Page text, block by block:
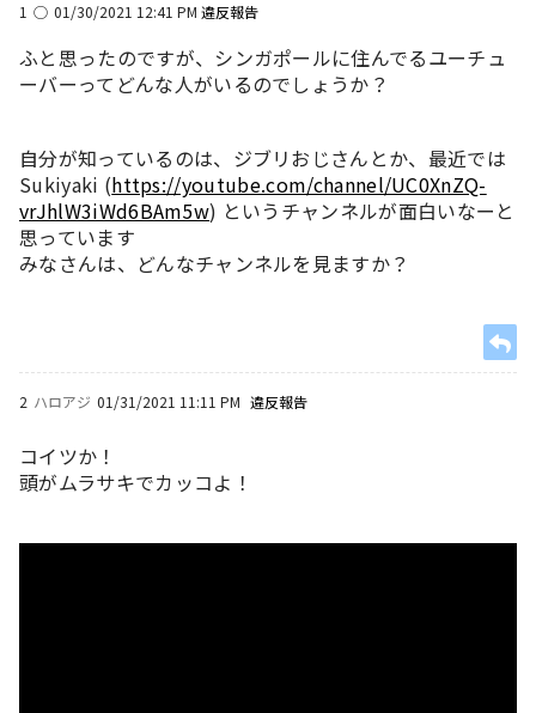
1 ◯ 01/30/2021 12:41 PM 違反報告
ふと思ったのですが、シンガポールに住んでるユーチュ
ーバーってどんな人がいるのでしょうか？
自分が知っているのは、ジブリおじさんとか、最近では
Sukiyaki (https://youtube.com/channel/UC0XnZQ-
vrJhlW3iWd6BAm5w) というチャンネルが面白いなーと
思っています
みなさんは、どんなチャンネルを見ますか？
2 ハロアジ 01/31/2021 11:11 PM 違反報告
コイツか！
頭がムラサキでカッコよ！